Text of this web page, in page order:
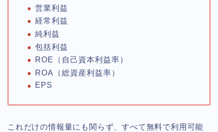
営業利益
経常利益
純利益
包括利益
ROE（自己資本利益率）
ROA（総資産利益率）
EPS
これだけの情報量にも関らず、すべて無料で利用可能